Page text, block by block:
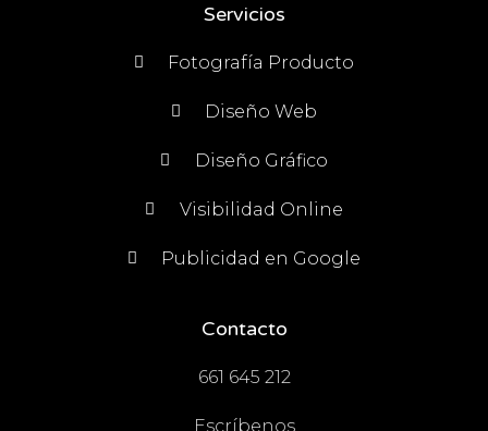
Servicios
Fotografía Producto
Diseño Web
Diseño Gráfico
Visibilidad Online
Publicidad en Google
Contacto
661 645 212
Escríbenos